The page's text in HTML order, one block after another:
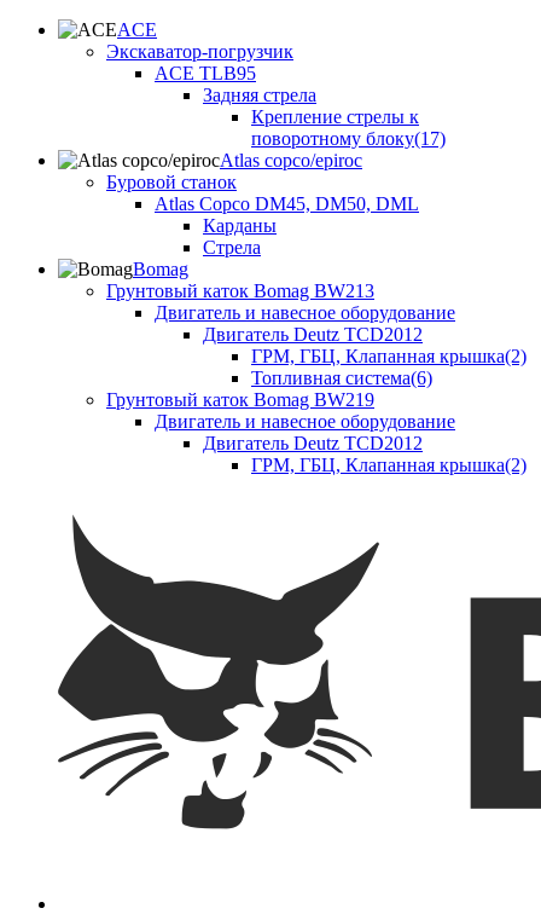
ACE
Экскаватор-погрузчик
ACE TLB95
Задняя стрела
Крепление стрелы к
поворотному блоку(17)
Atlas copco/epiroc
Буровой станок
Atlas Copco DM45, DM50, DML
Карданы
Стрела
Bomag
Грунтовый каток Bomag BW213
Двигатель и навесное оборудование
Двигатель Deutz TCD2012
ГРМ, ГБЦ, Клапанная крышка(2)
Топливная система(6)
Грунтовый каток Bomag BW219
Двигатель и навесное оборудование
Двигатель Deutz TCD2012
ГРМ, ГБЦ, Клапанная крышка(2)